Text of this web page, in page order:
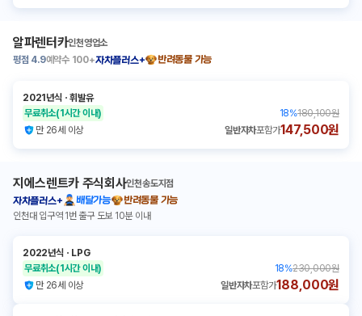
알파렌터카인천영업소
평점 4.9예약수 100+자차플러스+ 반려동물 가능
2021년식 ㆍ휘발유
무료취소(1시간 이내) 18%180,100원
만 26세 이상
일반자차포함가147,500원
지에스렌트카 주식회사인천송도지점
자차플러스+
배달가능
반려동물 가능
인천대 입구역 1번 출구 도보 10분 이내
2022년식 ㆍ LPG
무료취소(1시간 이내) 18%230,000원
만 26세 이상
일반자차포함가188,000원